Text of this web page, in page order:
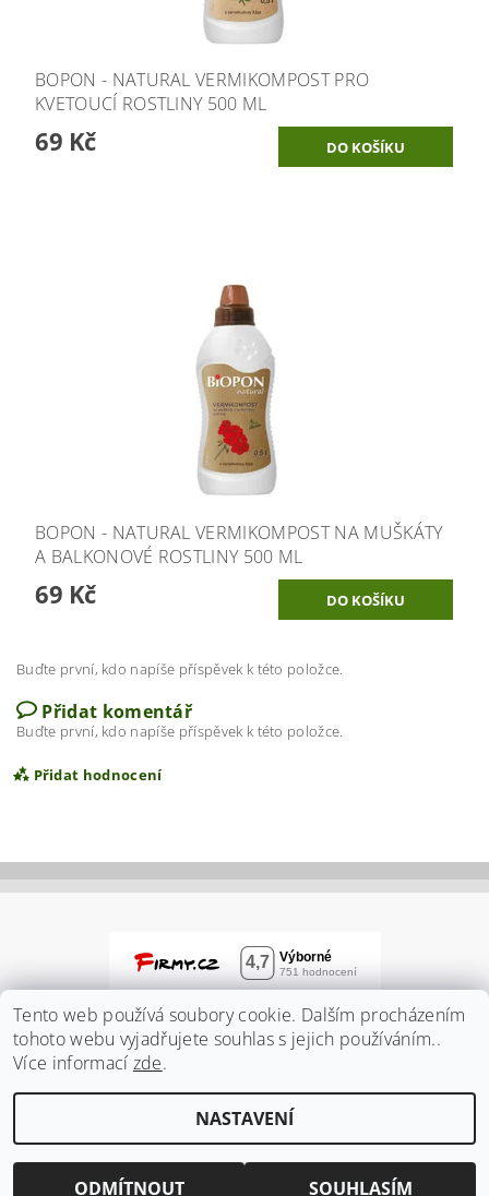
BOPON - NATURAL VERMIKOMPOST PRO
KVETOUCÍ ROSTLINY 500 ML
69 Kč
BOPON - NATURAL VERMIKOMPOST NA MUŠKÁTY
A BALKONOVÉ ROSTLINY 500 ML
69 Kč
Buďte první, kdo napíše příspěvek k této položce.
Přidat komentář
Buďte první, kdo napíše příspěvek k této položce.
Přidat hodnocení
Vložením hodnocení souhlasíte spodmínkami
ochrany osobních údajů
2026 ©Zahradnidum.cz, všechna práva vyhrazena
Tento web používá soubory cookie. Dalším procházením
tohoto webu vyjadřujete souhlas s jejich používáním..
Více informací zde.
NASTAVENÍ
ODMÍTNOUT SOUHLASÍM